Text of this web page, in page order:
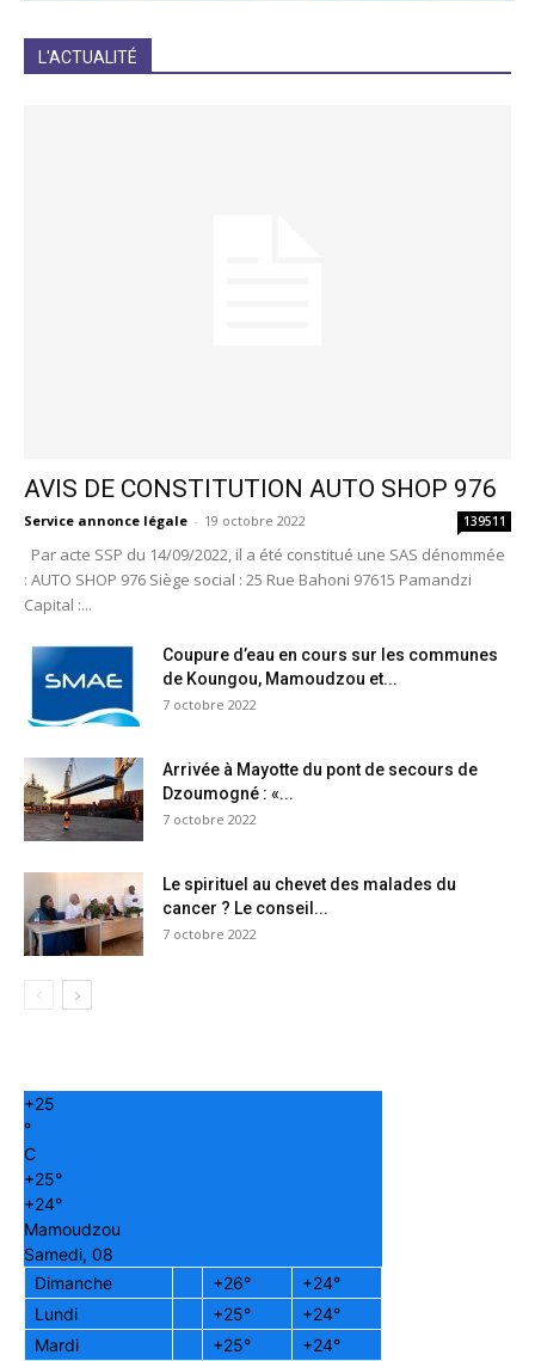
L'ACTUALITÉ
AVIS DE CONSTITUTION AUTO SHOP 976
Service annonce légale - 19 octobre 2022 139511
Par acte SSP du 14/09/2022, il a été constitué une SAS dénommée
: AUTO SHOP 976 Siège social : 25 Rue Bahoni 97615 Pamandzi
Capital :...
Coupure d’eau en cours sur les communes
de Koungou, Mamoudzou et...
7 octobre 2022
Arrivée à Mayotte du pont de secours de
Dzoumogné : «...
7 octobre 2022
Le spirituel au chevet des malades du
cancer ? Le conseil...
7 octobre 2022
+25
°
C
+25°
+24°
Mamoudzou
Samedi, 08
Dimanche
+26° +24°
Lundi
+25° +24°
Mardi
+25° +24°